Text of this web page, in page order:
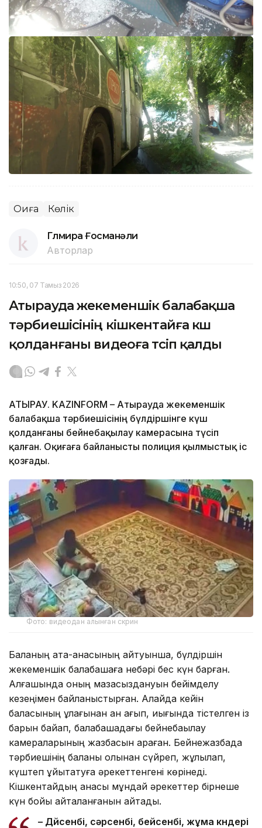
Оқиға Көлік
Гүлмира Ғосманәли
Авторлар
10:50, 07 Тамыз 2026
Атырауда жекеменшік балабақша
тәрбиешісінің кішкентайға күш
қолданғаны видеоға түсіп қалды
АТЫРАУ. KAZINFORM – Атырауда жекеменшік
балабақша тәрбиешісінің бүлдіршінге күш
қолданғаны бейнебақылау камерасына түсіп
қалған. Оқиғаға байланысты полиция қылмыстық іс
қозғады.
Фото: видеодан алынған скрин
Баланың ата-анасының айтуынша, бүлдіршін
жекеменшік балабақшаға небәрі бес күн барған.
Алғашында оның мазасыздануын бейімделу
кезеңімен байланыстырған. Алайда кейін
баласының құлағынан қан ағып, иығында тістелген із
барын байқап, балабақшадағы бейнебақылау
камераларының жазбасын қараған. Бейнежазбада
тәрбиешінің баланы қолынан сүйреп, жұлқылап,
күштеп ұйықтатуға әрекеттенгені көрінеді.
Кішкентайдың анасы мұндай әрекеттер бірнеше
күн бойы қайталанғанын айтады.
– Дүйсенбі, сәрсенбі, бейсенбі, жұма күндері